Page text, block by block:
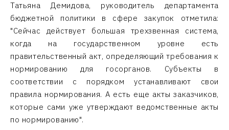
Татьяна Демидова, руководитель департамента
бюджетной политики в сфере закупок отметила:
"Сейчас действует большая трехзвенная система,
когда на государственном уровне есть
правительственный акт, определяющий требования к
нормированию для госорганов. Субъекты в
соответствии с порядком устанавливают свои
правила нормирования. А есть еще акты заказчиков,
которые сами уже утверждают ведомственные акты
по нормированию".